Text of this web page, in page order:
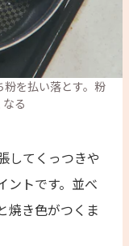
を払い落とす。粉
る
してくっつきや
ントです。並べ
焼き色がつくま